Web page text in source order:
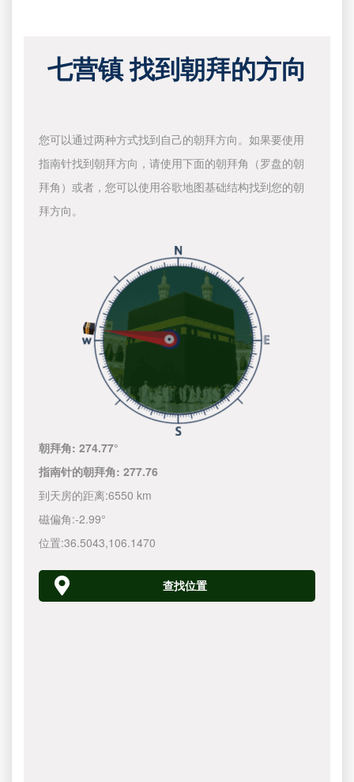
七营镇 找到朝拜的方向
您可以通过两种方式找到自己的朝拜方向。如果要使用
指南针找到朝拜方向，请使用下面的朝拜角（罗盘的朝
拜角）或者，您可以使用谷歌地图基础结构找到您的朝
拜方向。
朝拜角:274.77°
指南针的朝拜角:277.76
到天房的距离:6550 km
磁偏角:-2.99°
位置:36.5043,106.1470
查找位置